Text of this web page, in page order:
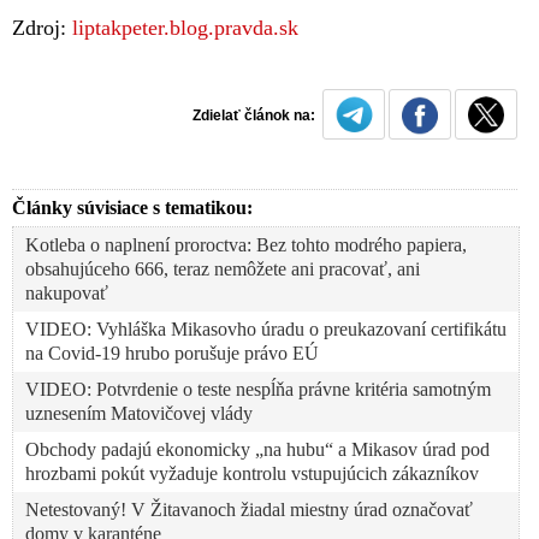
Zdroj: liptakpeter.blog.pravda.sk
Zdielať článok na:
Články súvisiace s tematikou:
Kotleba o naplnení proroctva: Bez tohto modrého papiera,
obsahujúceho 666, teraz nemôžete ani pracovať, ani
nakupovať
VIDEO: Vyhláška Mikasovho úradu o preukazovaní certifikátu
na Covid-19 hrubo porušuje právo EÚ
VIDEO: Potvrdenie o teste nespĺňa právne kritéria samotným
uznesením Matovičovej vlády
Obchody padajú ekonomicky „na hubu“ a Mikasov úrad pod
hrozbami pokút vyžaduje kontrolu vstupujúcich zákazníkov
Netestovaný! V Žitavanoch žiadal miestny úrad označovať
domy v karanténe